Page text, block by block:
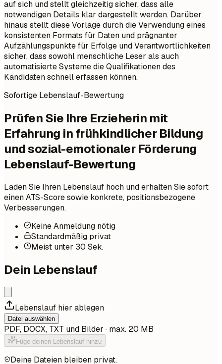
auf sich und stellt gleichzeitig sicher, dass alle
notwendigen Details klar dargestellt werden. Darüber
hinaus stellt diese Vorlage durch die Verwendung eines
konsistenten Formats für Daten und prägnanter
Aufzählungspunkte für Erfolge und Verantwortlichkeiten
sicher, dass sowohl menschliche Leser als auch
automatisierte Systeme die Qualifikationen des
Kandidaten schnell erfassen können.
Sofortige Lebenslauf-Bewertung
Prüfen Sie Ihre Erzieherin mit
Erfahrung in frühkindlicher Bildung
und sozial-emotionaler Förderung
Lebenslauf-Bewertung
Laden Sie Ihren Lebenslauf hoch und erhalten Sie sofort
einen ATS-Score sowie konkrete, positionsbezogene
Verbesserungen.
Keine Anmeldung nötig
Standardmäßig privat
Meist unter 30 Sek.
Dein Lebenslauf
Lebenslauf hier ablegen
Datei auswählen
PDF, DOCX, TXT und Bilder · max. 20 MB
Füge deinen Lebenslauf hinzu
Deine Dateien bleiben privat.